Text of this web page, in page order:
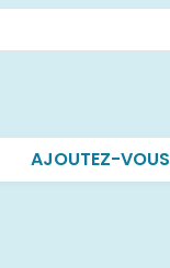
AJOUTEZ-VOUS